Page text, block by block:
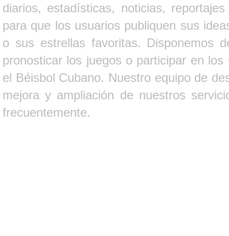
diarios, estadísticas, noticias,
para que los usuarios publiquen sus
o sus estrellas favoritas. Disponemos
pronosticar los juegos o participar en
el Béisbol Cubano. Nuestro equipo de
mejora y ampliación de nuestros
frecuentemente.